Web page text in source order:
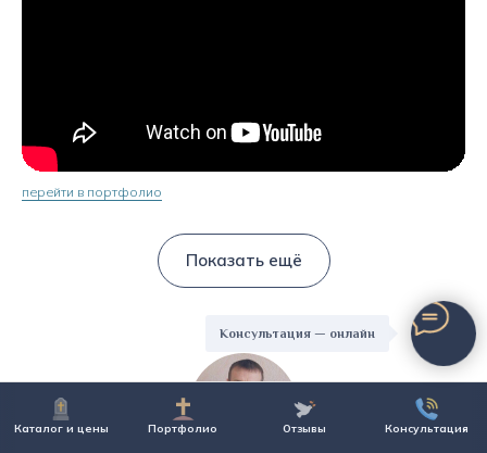
Каталог и цены Портфолио Отзывы Консультация
Консультация — онлайн
перейти в портфолио
Показать ещё